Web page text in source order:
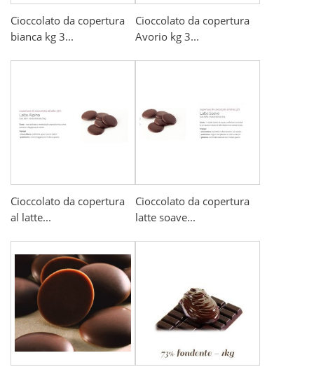
Cioccolato da copertura
bianca kg 3...
Cioccolato da copertura
Avorio kg 3...
Cioccolato da copertura
al latte...
Cioccolato da copertura
latte soave...